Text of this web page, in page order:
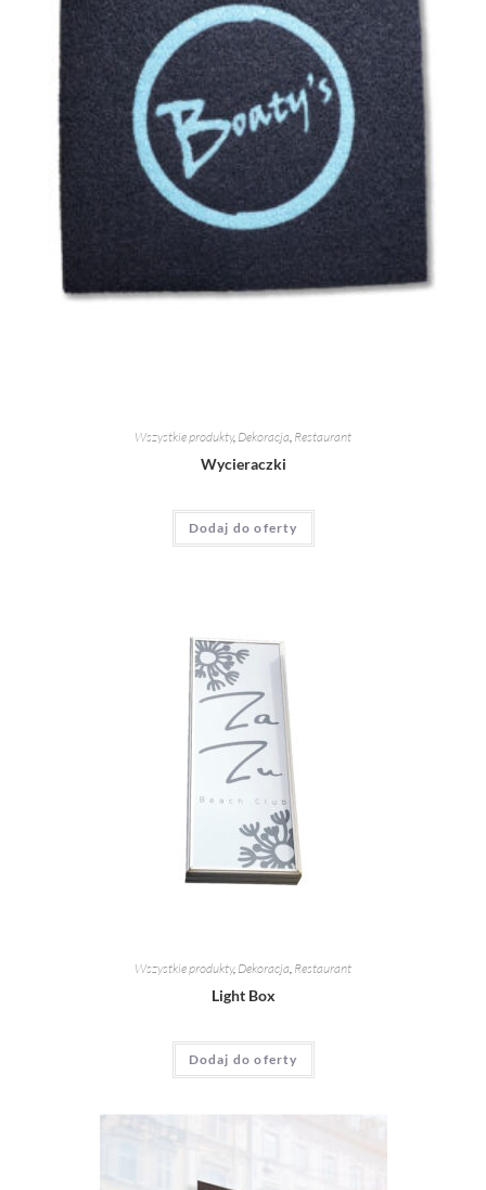
Wszystkie produkty, Dekoracja Restaurant
Wycieraczki
Dodaj do oferty
Wszystkie produkty, Dekoracja, Restaurant
Light Box
Dodaj do oferty